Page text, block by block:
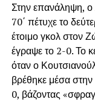
Στην επανάληψη, ο
70΄ πέτυχε το
έτοιμο γκολ στον
έγραψε το 2-0. Το
όταν ο
βρέθηκε μέσα
0, βάζοντας